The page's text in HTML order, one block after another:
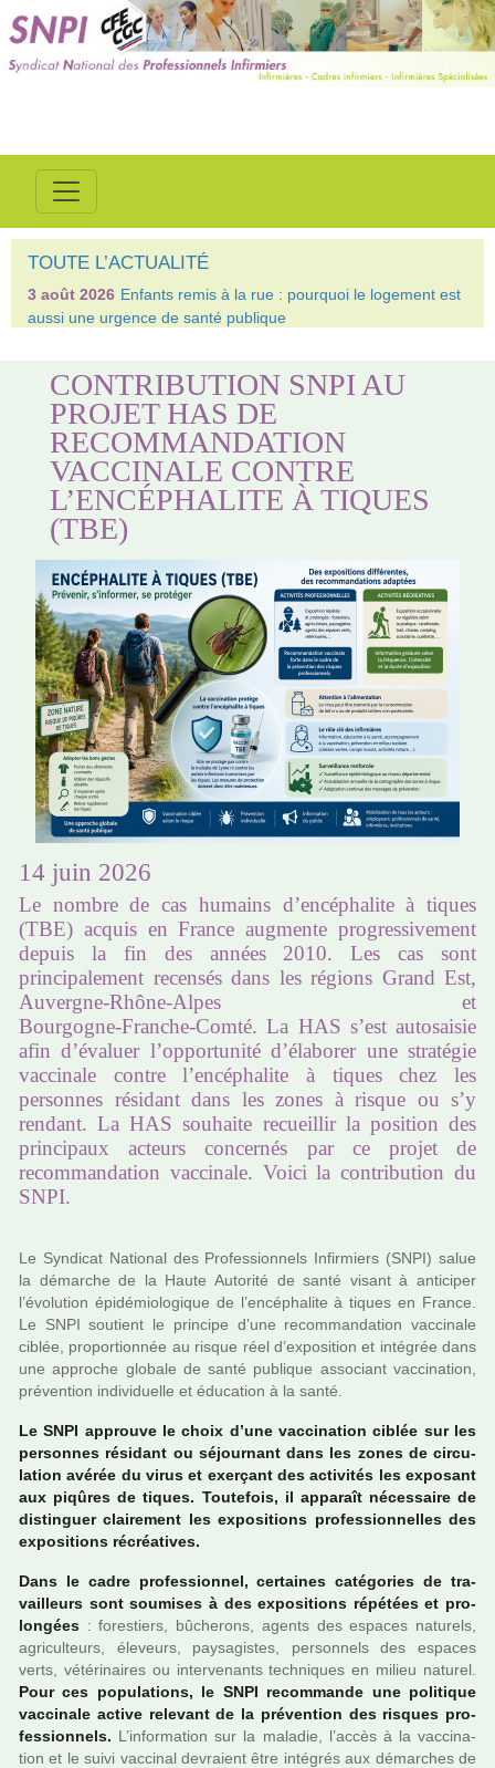
TOUTE L’ACTUALITÉ
3 août 2026 Enfants remis à la rue : pourquoi le logement est
aussi une urgence de santé publique
CONTRIBUTION SNPI AU
PROJET HAS DE
RECOMMANDATION
VACCINALE CONTRE
L’ENCÉPHALITE À TIQUES
(TBE)
14 juin 2026
Le nombre de cas humains d’encéphalite à tiques
(TBE) acquis en France augmente progressivement
depuis la fin des années 2010. Les cas sont
principalement recensés dans les régions Grand Est,
Auvergne‑Rhône‑Alpes et
Bourgogne‑Franche‑Comté. La HAS s’est autosaisie
afin d’évaluer l’opportunité d’élaborer une stratégie
vaccinale contre l’encéphalite à tiques chez les
personnes résidant dans les zones à risque ou s’y
rendant. La HAS souhaite recueillir la position des
principaux acteurs concernés par ce projet de
recommandation vaccinale. Voici la contribution du
SNPI.
Le Syndicat National des Professionnels Infirmiers (SNPI) salue
la démar­che de la Haute Autorité de santé visant à anti­ci­per
l’évolution épidémiologique de l’encé­pha­lite à tiques en France.
Le SNPI sou­tient le prin­cipe d’une recom­man­da­tion vac­ci­nale
ciblée, pro­por­tion­née au risque réel d’expo­si­tion et inté­grée dans
une appro­che glo­bale de santé publi­que asso­ciant vac­ci­na­tion,
pré­ven­tion indi­vi­duelle et éducation à la santé.
Le SNPI approuve le choix d’une vac­ci­na­tion ciblée sur les
per­son­nes rési­dant ou séjour­nant dans les zones de cir­cu­
la­tion avérée du virus et exer­çant des acti­vi­tés les expo­sant
aux piqû­res de tiques. Toutefois, il appa­raît néces­saire de
dis­tin­guer clai­re­ment les expo­si­tions pro­fes­sion­nel­les des
expo­si­tions récréa­ti­ves.
Dans le cadre pro­fes­sion­nel, cer­tai­nes caté­go­ries de tra­
vailleurs sont sou­mi­ses à des expo­si­tions répé­tées et pro­
lon­gées : fores­tiers, bûche­rons, agents des espa­ces natu­rels,
agri­culteurs, éleveurs, pay­sa­gis­tes, per­son­nels des espa­ces
verts, vété­ri­nai­res ou inter­ve­nants tech­ni­ques en milieu natu­rel.
Pour ces popu­la­tions, le SNPI recom­mande une poli­ti­que
vac­ci­nale active rele­vant de la pré­ven­tion des ris­ques pro­
fes­sion­nels. L’infor­ma­tion sur la mala­die, l’accès à la vac­ci­na­
tion et le suivi vac­ci­nal devraient être inté­grés aux démar­ches de